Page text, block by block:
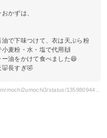
かずは、
で下味つけて、衣は天ぷら粉
麦粉・水・塩で代用🙌
油をかけて食べました😆
🐷長すぎ🤣